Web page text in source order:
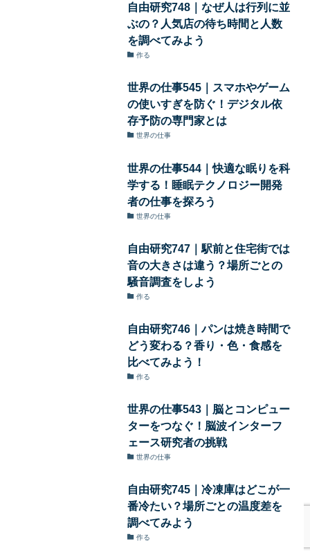
自由研究748｜なぜ人は行列に並
ぶの？人気店の待ち時間と人数
を調べてみよう
作る
世界の仕事545｜スマホやゲーム
の使いすぎを防ぐ！デジタル依
存予防の専門家とは
世界の仕事
世界の仕事544｜快適な眠りを科
学する！睡眠テクノロジー開発
者の仕事を探ろう
世界の仕事
自由研究747｜駅前と住宅街では
音の大きさは違う？場所ごとの
騒音調査をしよう
作る
自由研究746｜パンは焼き時間で
どう変わる？香り・色・食感を
比べてみよう！
作る
世界の仕事543｜脳とコンピュー
ターをつなぐ！脳波インターフ
ェース研究者の挑戦
世界の仕事
自由研究745｜冷凍庫はどこが一
番冷たい？場所ごとの温度差を
調べてみよう
作る